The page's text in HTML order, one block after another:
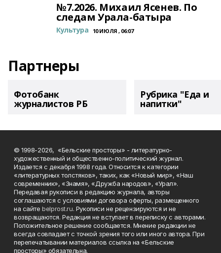
№7.2026. Михаил Ясенев. По
следам Урала-батыра
Культура 10 ИЮЛЯ , 06:07
Партнеры
Фотобанк
журналистов РБ
Рубрика "Еда и
напитки"
© 1998-2026, «Бельские просторы» - литературно-
художественный и общественно-политический журнал.
Издается с декабря 1998 года. Относится к категории
«литературных толстяков», таких, как «Новый мир», «Наш
современник», «Знамя», «Дружба народов», «Урал».
Передавая рукописи в редакцию журнала, авторы
соглашаются с условиями договора оферты, размещенного
на сайтеbelprost.ru. Рукописи не рецензируются и не
возвращаются. Редакция не вступает в переписку с авторами.
Положительное решение сообщается. Мнение редакции не
всегда совпадает с точкой зрения того или иного автора. При
перепечатывании материалов ссылка на «Бельские
просторы» обязательна.